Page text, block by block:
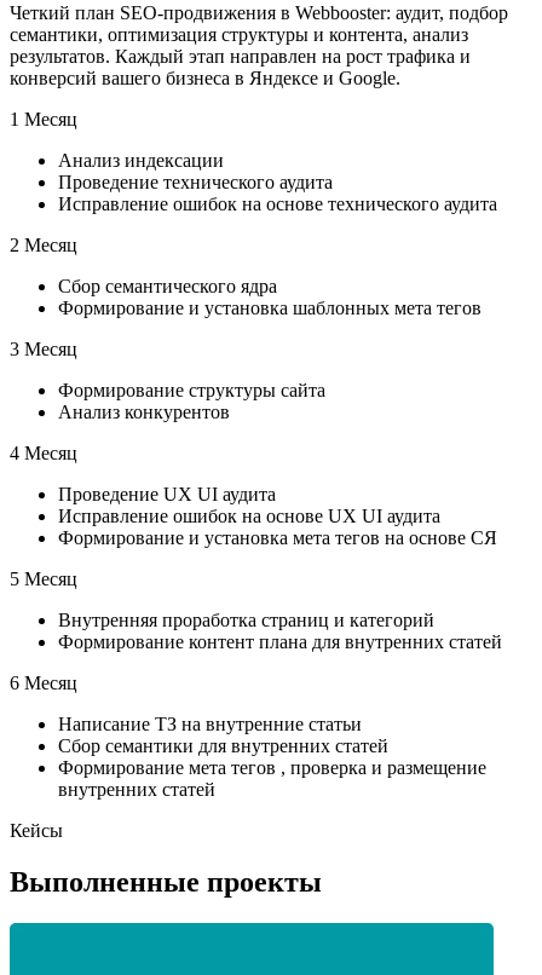
Четкий план SEO-продвижения в Webbooster: аудит, подбор
семантики, оптимизация структуры и контента, анализ
результатов. Каждый этап направлен на рост трафика и
конверсий вашего бизнеса в Яндексе и Google.
1 Месяц
Анализ индексации
Проведение технического аудита
Исправление ошибок на основе технического аудита
2 Месяц
Сбор семантического ядра
Формирование и установка шаблонных мета тегов
3 Месяц
Формирование структуры сайта
Анализ конкурентов
4 Месяц
Проведение UX UI аудита
Исправление ошибок на основе UX UI аудита
Формирование и установка мета тегов на основе СЯ
5 Месяц
Внутренняя проработка страниц и категорий
Формирование контент плана для внутренних статей
6 Месяц
Написание ТЗ на внутренние статьи
Сбор семантики для внутренних статей
Формирование мета тегов , проверка и размещение
внутренних статей
Кейсы
Выполненные проекты